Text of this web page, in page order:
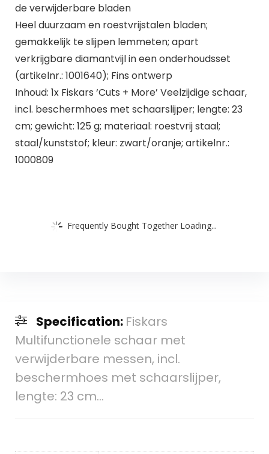
de verwijderbare bladen
Heel duurzaam en roestvrijstalen bladen;
gemakkelijk te slijpen lemmeten; apart
verkrijgbare diamantvijl in een onderhoudsset
(artikelnr.: 1001640); Fins ontwerp
Inhoud: 1x Fiskars ‘Cuts + More’ Veelzijdige schaar,
incl. beschermhoes met schaarslijper; lengte: 23
cm; gewicht: 125 g; materiaal: roestvrij staal;
staal/kunststof; kleur: zwart/oranje; artikelnr.:
1000809
Frequently Bought Together Loading...
Specification: Fiskars
Multifunctionele schaar met
verwijderbare messen, incl.
beschermhoes met schaarslijper,
lengte: 23 cm…